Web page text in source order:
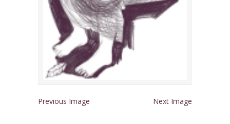
Previous Image Next Image